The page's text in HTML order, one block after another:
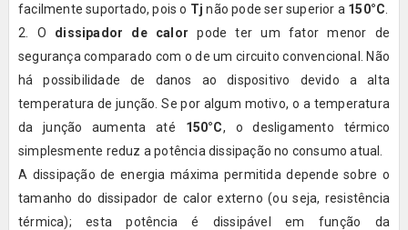
facilmente suportado, pois o Tj não pode ser superior a 150°C
2. O dissipador de calor pode ter um fator menor de
segurança comparado com o de um circuito convencional. Não
há possibilidade de danos ao dispositivo devido a alta
temperatura de junção. Se por algum motivo, o a temperatura
da junção aumenta até 150°C, o desligamento térmico
simplesmente reduz a potência dissipação no consumo atual.
A dissipação de energia máxima permitida depende sobre o
tamanho do dissipador de calor externo (ou seja, resistência
térmica); esta potência é dissipável em função da